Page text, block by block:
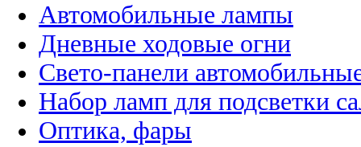
Автомобильные лампы
Дневные ходовые огни
Свето-панели
Набор ламп для подсветки
Оптика, фары